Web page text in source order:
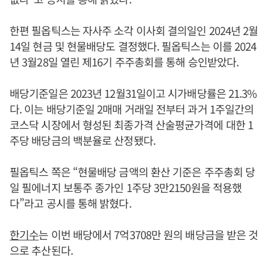
한편 필옵틱스는 자사주 소각 이사회 결의일인 2024년 2월
14일 현금 및 현물배당도 결정했다. 필옵틱스는 이를 2024
년 3월28일 열린 제16기 주주총회를 통해 승인받았다.
배당기준일은 2023년 12월31일이고 시가배당률은 21.3%
다. 이는 배당기준일 2매매 거래일 전부터 과거 1주일간의
코스닥 시장에서 형성된 최종가격 산술평균가격에 대한 1
주당 배당금의 백분율로 산정됐다.
필옵틱스 쪽은 “현물배당 금액의 환산 기준은 주주총회 당
일 필에너지 보통주 종가인 1주당 3만2150원을 적용했
다”라고 공시를 통해 밝혔다.
한기수는 이번 배당에서 7억3708만 원의 배당금을 받은 것
으로 추산된다.